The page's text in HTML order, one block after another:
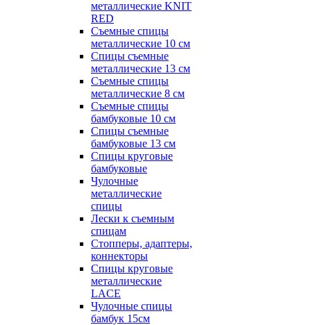
металлические KNIT
RED
Съемные спицы
металлические 10 см
Спицы съемные
металлические 13 см
Съемные спицы
металлические 8 см
Съемные спицы
бамбуковые 10 см
Спицы съемные
бамбуковые 13 см
Спицы круговые
бамбуковые
Чулочные
металлические
спицы
Лески к съемным
спицам
Стопперы, адаптеры,
коннекторы
Спицы круговые
металлические
LACE
Чулочные спицы
бамбук 15см